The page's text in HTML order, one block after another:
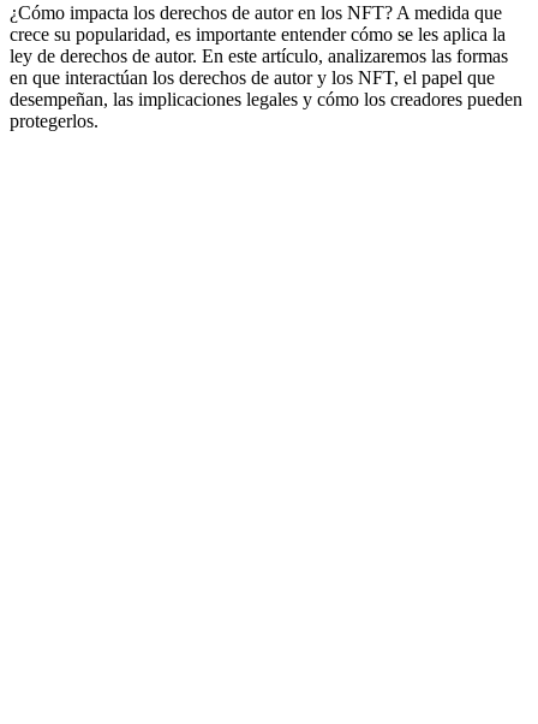
¿Cómo impacta los derechos de autor en los NFT? A medida que
crece su popularidad, es importante entender cómo se les aplica la
ley de derechos de autor. En este artículo, analizaremos las formas
en que interactúan los derechos de autor y los NFT, el papel que
desempeñan, las implicaciones legales y cómo los creadores pueden
protegerlos.